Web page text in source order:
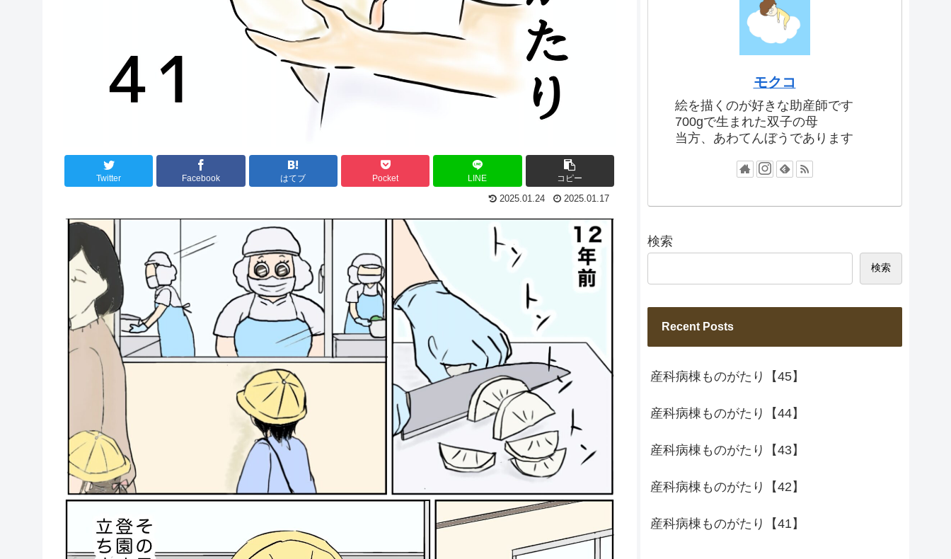
Twitter Facebook はてブ Pocket LINE コピー
2025.01.24 2025.01.17
モクコ
絵を描くのが好きな助産師です
700gで生まれた双子の母
当方、あわてんぼうであります
検索
検索
Recent Posts
産科病棟ものがたり【45】
産科病棟ものがたり【44】
産科病棟ものがたり【43】
産科病棟ものがたり【42】
産科病棟ものがたり【41】